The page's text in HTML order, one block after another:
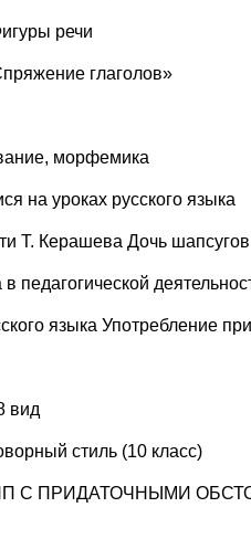
речи
глаголов»
морфемика
на уроках русского языка
Т. Керашева Дочь шапсугов
педагогической
языка Употребление
вид
стиль (10 класс)
С ПРИДАТОЧНЫМИ